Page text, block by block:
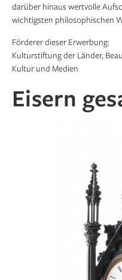
darüber hinaus wertvolle
wichtigsten philosophischen
Förderer dieser Erwerbung:
Kulturstiftung der Länder,
Kultur und Medien
Eisern